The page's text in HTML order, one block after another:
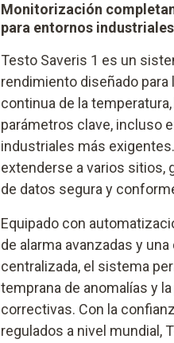
Monitorización
para entornos industriales
Testo Saveris 1 es un
rendimiento diseñado
continua de la
parámetros clave, incluso
industriales más
extenderse a varios sitios,
de datos segura y
Equipado con
de alarma avanzadas y
centralizada, el sistema
temprana de anomalías y
correctivas. Con la
regulados a nivel mundial,